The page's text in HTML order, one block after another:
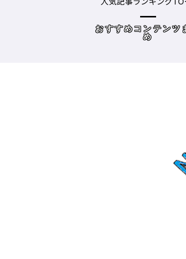
THE BRICKS（アンドザ
リックス）／神奈川県
倉市］の場合－
読み物